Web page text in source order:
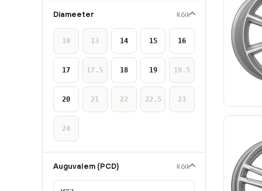
Diameeter Kõik
10 13 14 15 16
17 17.5 18 19 19.5
20 21 22 22.5 23
24
Auguvalem (PCD) Kõik